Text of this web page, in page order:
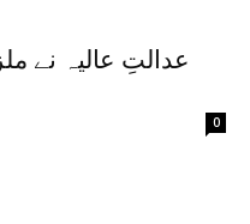
عدالتِ عالیہ نے
0